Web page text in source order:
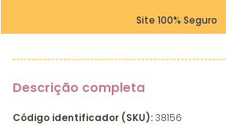
Site 100% Seguro
Descrição completa
Código identificador (SKU):38156